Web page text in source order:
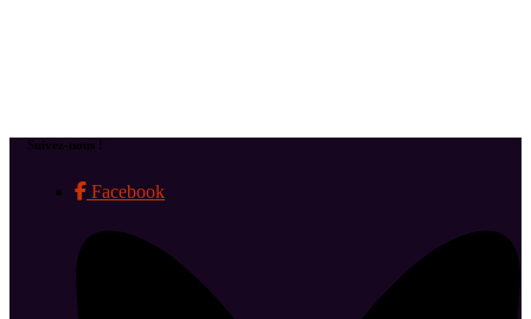
Suivez-nous !
Facebook